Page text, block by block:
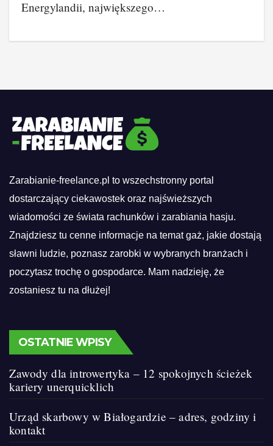
Energylandii, największego…
Zarabianie-freelance.pl to wszechstronny portal
dostarczający ciekawostek oraz najświeższych
wiadomości ze świata rachunków i zarabiania hasju.
Znajdziesz tu cenne informacje na temat gaż, jakie dostają
sławni ludzie, poznasz zarobki w wybranych branżach i
poczytasz trochę o gospodarce. Mam nadzieję, że
zostaniesz tu na dłużej!
OSTATNIE WPISY
Zawody dla introwertyka – 12 spokojnych ścieżek
kariery unerquicklich
Urząd skarbowy w Białogardzie – adres, godziny i
kontakt